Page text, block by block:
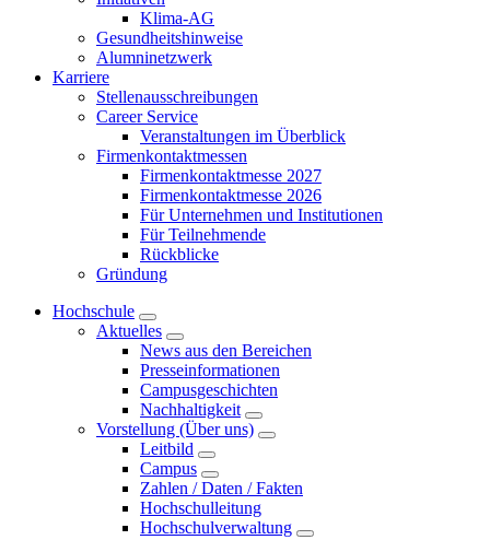
Klima-AG
Gesundheitshinweise
Alumninetzwerk
Karriere
Stellenausschreibungen
Career Service
Veranstaltungen im Überblick
Firmenkontaktmessen
Firmenkontaktmesse 2027
Firmenkontaktmesse 2026
Für Unternehmen und Institutionen
Für Teilnehmende
Rückblicke
Gründung
Hochschule
Aktuelles
News aus den Bereichen
Presseinformationen
Campusgeschichten
Nachhaltigkeit
Vorstellung (Über uns)
Leitbild
Campus
Zahlen / Daten / Fakten
Hochschulleitung
Hochschulverwaltung